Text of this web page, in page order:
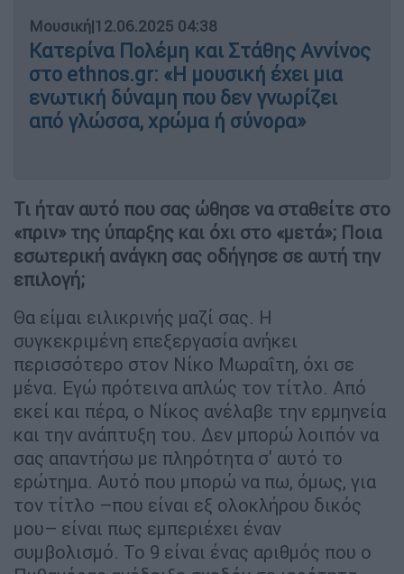
Μουσική|12.06.2025 04:38
Κατερίνα Πολέμη και Στάθης Αννίνος
στο ethnos.gr: «Η μουσική έχει μια
ενωτική δύναμη που δεν γνωρίζει
από γλώσσα, χρώμα ή σύνορα»
Τι ήταν αυτό που σας ώθησε να σταθείτε στο
«πριν» της ύπαρξης και όχι στο «μετά»; Ποια
εσωτερική ανάγκη σας οδήγησε σε αυτή την
επιλογή;
Θα είμαι ειλικρινής μαζί σας. Η
συγκεκριμένη επεξεργασία ανήκει
περισσότερο στον Νίκο Μωραΐτη, όχι σε
μένα. Εγώ πρότεινα απλώς τον τίτλο. Από
εκεί και πέρα, ο Νίκος ανέλαβε την ερμηνεία
και την ανάπτυξη του. Δεν μπορώ λοιπόν να
σας απαντήσω με πληρότητα σ' αυτό το
ερώτημα. Αυτό που μπορώ να πω, όμως, για
τον τίτλο –που είναι εξ ολοκλήρου δικός
μου– είναι πως εμπεριέχει έναν
συμβολισμό. Το 9 είναι ένας αριθμός που ο